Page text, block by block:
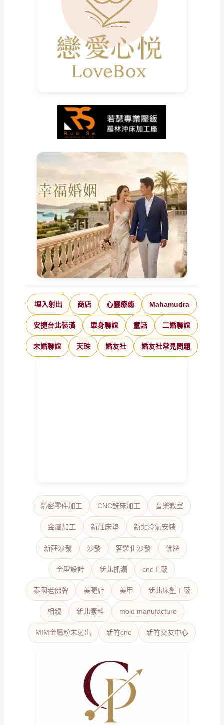
埋入射出 商店 心靈療癒 Mahamudra
安捷台北裝潢 單身聯誼 童話 二婚聯誼
未婚聯誼 天珠 婚友社 婚友社常見問題
精密零件加工 CNC銑床加工 音樂教室
金屬加工 新莊床墊 新北冷氣安裝
新莊沙發 沙發 客製化沙發 佛牌
金型設計 新北抓漏 cnc工廠
泰國老佛牌 美睫店 美甲 新北床墊工廠
相親 新北素料 mold manufacture
MIM金屬粉末射出 新竹cnc 新竹交友中心